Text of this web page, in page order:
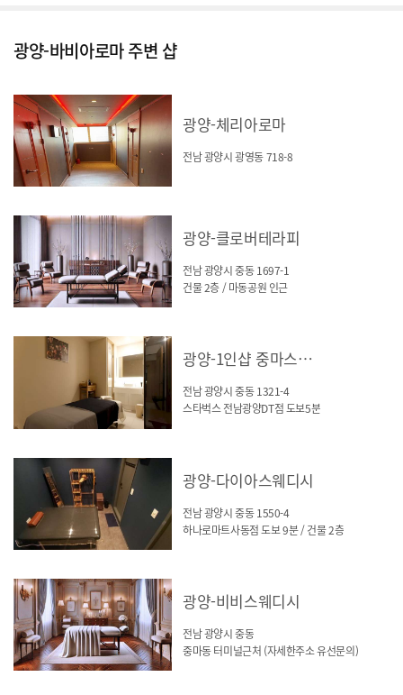
광양-바비아로마 주변 샵
광양-체리아로마
전남 광양시 광영동 718-8
광양-클로버테라피
전남 광양시 중동 1697-1
건물 2층 / 마동공원 인근
광양-1인샵 중마스웨디시
전남 광양시 중동 1321-4
스타벅스 전남광양DT점 도보5분
광양-다이아스웨디시
전남 광양시 중동 1550-4
하나로마트사동점 도보 9분 / 건물 2층
광양-비비스웨디시
전남 광양시 중동
중마동 터미널근처 (자세한주소 유선문의)